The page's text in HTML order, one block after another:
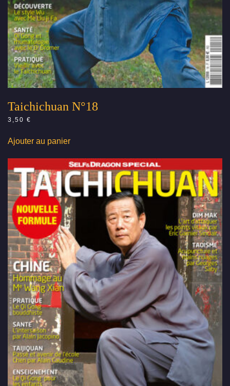
Taichichuan N°18
3,50 €
Ajouter au panier